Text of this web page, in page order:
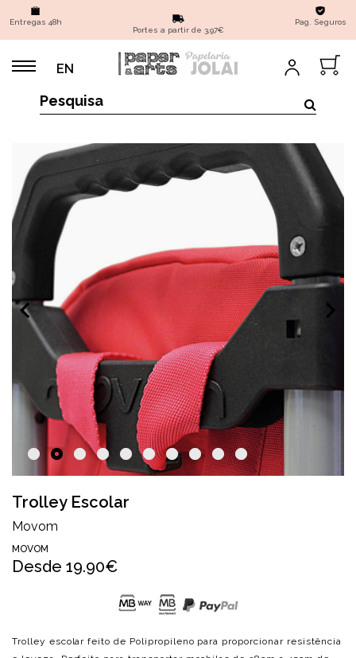
Entregas 48h
Portes a partir de 3,97€
Pag. Seguros
EN
Trolley Escolar
Movom
MOVOM
Desde 19.90€
Trolley escolar feito de Polipropileno para proporcionar resistência